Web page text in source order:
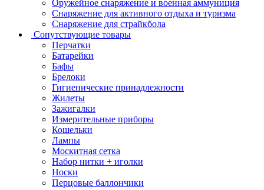
Оружейное снаряжение и военная аммуниция
Снаряжение для активного отдыха и туризма
Снаряжение для страйкбола
Сопутствующие товары
Перчатки
Батарейки
Бафы
Брелоки
Гигиенические принадлежности
Жилеты
Зажигалки
Измерительные приборы
Кошельки
Лампы
Москитная сетка
Набор нитки + иголки
Носки
Перцовые баллончики